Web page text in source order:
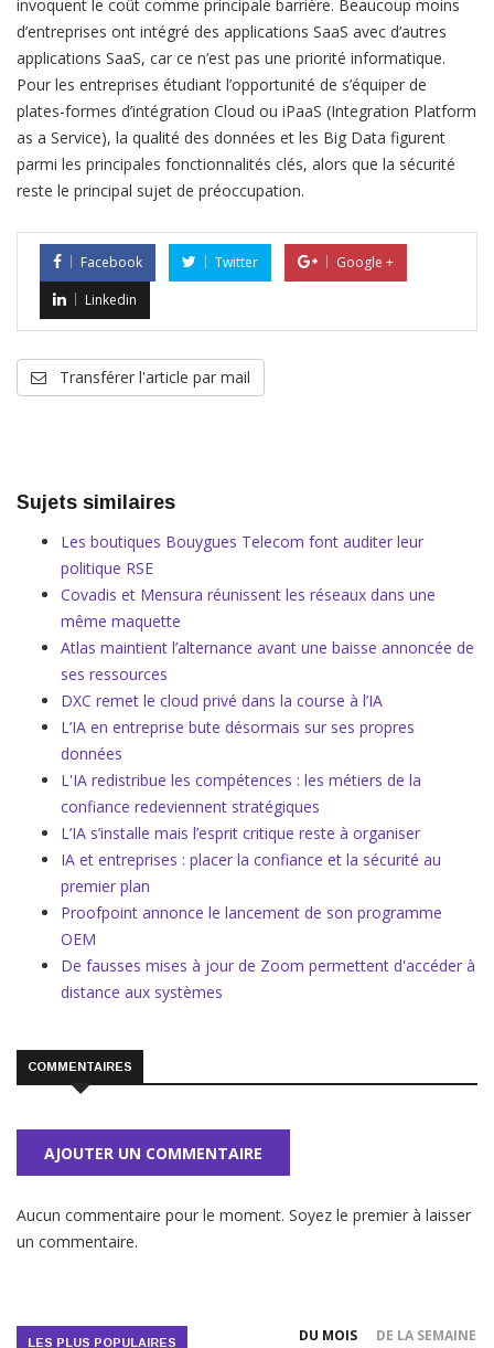
invoquent le coût comme principale barrière. Beaucoup moins
d’entreprises ont intégré des applications SaaS avec d’autres
applications SaaS, car ce n’est pas une priorité informatique.
Pour les entreprises étudiant l’opportunité de s’équiper de
plates-formes d’intégration Cloud ou iPaaS (Integration Platform
as a Service), la qualité des données et les Big Data figurent
parmi les principales fonctionnalités clés, alors que la sécurité
reste le principal sujet de préoccupation.
Facebook Twitter
Google +
Linkedin
Transférer l'article par mail
Sujets similaires
Les boutiques Bouygues Telecom font auditer leur
politique RSE
Covadis et Mensura réunissent les réseaux dans une
même maquette
Atlas maintient l’alternance avant une baisse annoncée de
ses ressources
DXC remet le cloud privé dans la course à l’IA
L’IA en entreprise bute désormais sur ses propres
données
L'IA redistribue les compétences : les métiers de la
confiance redeviennent stratégiques
L’IA s’installe mais l’esprit critique reste à organiser
IA et entreprises : placer la confiance et la sécurité au
premier plan
Proofpoint annonce le lancement de son programme
OEM
De fausses mises à jour de Zoom permettent d'accéder à
distance aux systèmes
COMMENTAIRES
AJOUTER UN COMMENTAIRE
Aucun commentaire pour le moment. Soyez le premier à laisser
un commentaire.
LES PLUS POPULAIRES DU MOIS DE LA SEMAINE